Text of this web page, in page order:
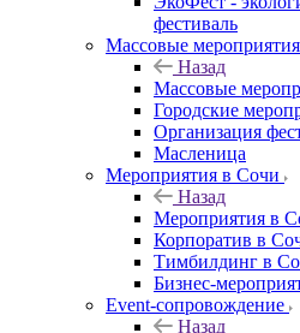
фестиваль
Массовые мероприятия
Назад
Массовые
Городские
Организация
Масленица
Мероприятия в Сочи
Назад
Мероприятия в
Корпоратив в
Тимбилдинг в
Бизнес-
Event-сопровождение
Назад